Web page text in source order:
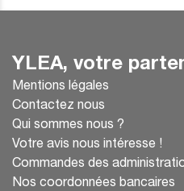
YLEA, votre
Mentions légales
Contactez nous
Qui sommes nous ?
Votre avis nous intéresse !
Commandes des
Nos coordonnées bancaires